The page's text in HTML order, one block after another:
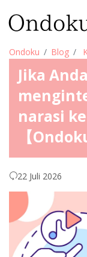
Ondoku Blog
Jika
narasi
【
22 Juli 2026